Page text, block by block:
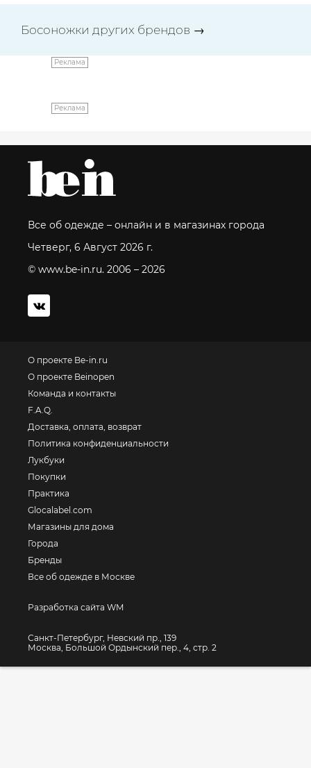
Босоножки других брендов →
Реклама
Реклама
Все об одежде – онлайн и в магазинах города
Четверг, 6 Август 2026 г.
© www.be-in.ru. 2006 – 2026
О проекте Be-in.ru
О проекте Beinopen
Команда и контакты
F.A.Q.
Доставка, оплата, возврат
Политика конфиденциальности
Лукбуки
Покупки
Практика
Glocalabel.com
Магазины для дома
Города
Бренды
Все об одежде в Москве
Разработка сайта WM
Санкт-Петербург, Невский пр., 139
Москва, Большой Ордынский пер., 4, стр. 2